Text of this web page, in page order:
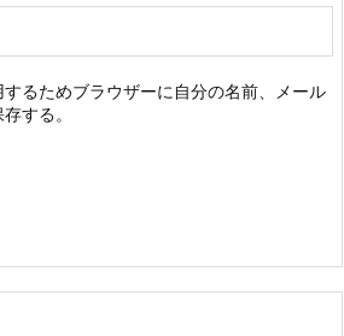
るためブラウザーに自分の名前、メール
する。